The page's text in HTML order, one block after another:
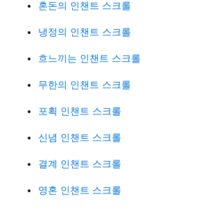
혼돈의 인챈트 스크롤
냉정의 인챈트 스크롤
흐느끼는 인챈트 스크롤
무한의 인챈트 스크롤
포획 인챈트 스크롤
신념 인챈트 스크롤
결계 인챈트 스크롤
영혼 인챈트 스크롤